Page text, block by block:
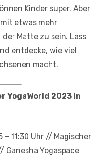
Kinder super. Aber
etwas mehr
Matte zu sein. Lass
entdecke, wie viel
macht.
YogaWorld 2023 in
– 11:30 Uhr // Magischer
Ganesha Yogaspace